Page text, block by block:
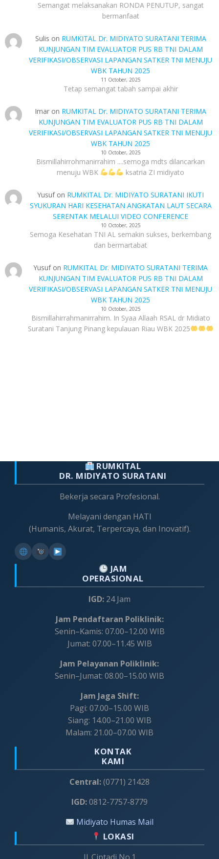
Semangat melaksanakan RONDA PENUTUP, sangat
bermanfaat
Sulis on RUMKITAL Dr. MIDIYATO SURATANI TERIMA
KUNJUNGAN TIM EVALUATOR PUS RB TNI DALAM
VERIFIKASI/OBSERVASI LAPANGAN SATKER TNI MENUJU
WBK TAHUN 2025
11 October, 2025
Tetap semangat tabah sampai akhir
Imar on RUMKITAL Dr. MIDIYATO SURATANI TERIMA
KUNJUNGAN TIM EVALUATOR PUS RB TNI DALAM
VERIFIKASI/OBSERVASI LAPANGAN SATKER TNI MENUJU
WBK TAHUN 2025
10 October, 2025
Bismillahirrohmanirrahim ....semoga mdts dilancarkan
menuju WBK
ksatria ZI midiyato
Yusufon RUMKITAL Dr. MIDIYATO SURATANI IKUTI
SYUKURAN HARI KESEHATAN ANGKATAN LAUT SECARA
SERENTAK MELALUI VIDEO CONFERENCE
10 October, 2025
Semoga Kesehatan TNI AL semakin sukses, berkembang
dan bermartabat
Yusufon RUMKITAL Dr. MIDIYATO SURATANI TERIMA
KUNJUNGAN TIM EVALUATOR PUS RB TNI DALAM
VERIFIKASI/OBSERVASI LAPANGAN SATKER TNI MENUJU
WBK TAHUN 2025
10 October, 2025
Bismillahirrahmanirrahim. In Syaa Allaah RSAL dr Midiato
Suratani Tanjung Pinang kepulauan Riau WBK 2025
RUMKITAL
DR. MIDIYATO SURATANI
Bekerja secara Profesional.
Melayani dengan HATI
(Humanis, Akurat, Terpercaya, dan Inovatif).
JAM
OPERASIONAL
IGD: 24 Jam
Jam Pendaftaran Poliklinik:
Senin–Kamis: 07.00–12.00 WIB
Jumat: 07.00–11.45 WIB
Jam Pelayanan Poliklinik:
Senin–Jumat: 08.00–15.00 WIB
Jam Jaga Shift:
Pagi: 07.00–15.00 WIB
Siang: 14.00–21.00 WIB
Malam: 21.00–07.00 WIB
KONTAK
KAMI
Central:(0771) 21428
IGD:0812-7757-8779
Midiyato Humas Mail
LOKASI